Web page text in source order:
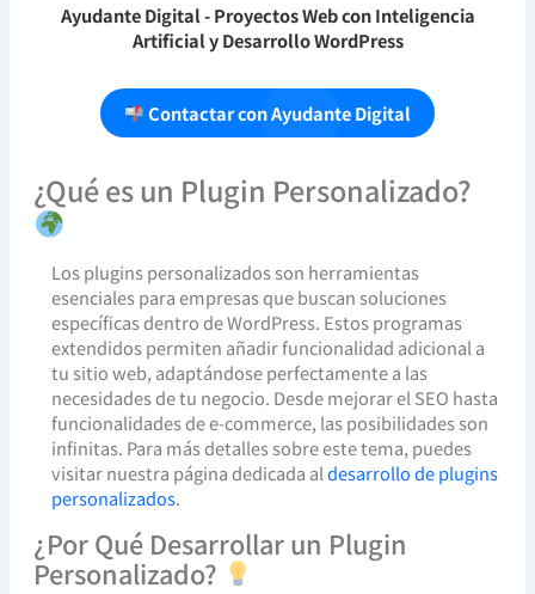
Ayudante Digital- Proyectos Web con Inteligencia
Artificial y Desarrollo WordPress
Contactar con Ayudante Digital
¿Qué es un Plugin Personalizado?
Los plugins personalizados son herramientas
esenciales para empresas que buscan soluciones
específicas dentro de WordPress. Estos programas
extendidos permiten añadir funcionalidad adicional a
tu sitio web, adaptándose perfectamente a las
necesidades de tu negocio. Desde mejorar el SEO hasta
funcionalidades de e-commerce, las posibilidades son
infinitas. Para más detalles sobre este tema, puedes
visitar nuestra página dedicada aldesarrollo de plugins
personalizados.
¿Por Qué Desarrollar un Plugin
Personalizado?